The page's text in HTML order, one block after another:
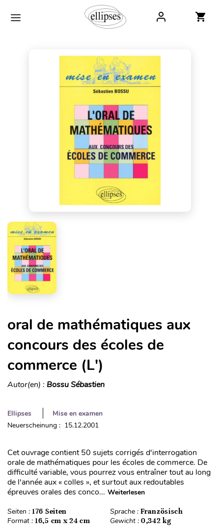
oral de mathématiques aux
concours des écoles de
commerce (L')
Autor(en) : Bossu Sébastien
Ellipses
Mise en examen
Neuerscheinung : 15.12.2001
Cet ouvrage contient 50 sujets corrigés d'interrogation
orale de mathématiques pour les écoles de commerce. De
difficulté variable, vous pourrez vous entraîner tout au long
de l'année aux « colles », et surtout aux redoutables
épreuves orales des conco... Weiterlesen
Seiten : 176 Seiten Sprache : Französisch
Format : 16,5 cm x 24 cm Gewicht : 0,342 kg